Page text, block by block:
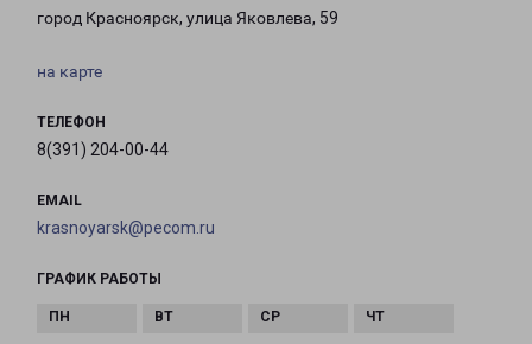
город Красноярск, улица Яковлева, 59
на карте
ТЕЛЕФОН
8(391) 204-00-44
EMAIL
krasnoyarsk@pecom.ru
ГРАФИК РАБОТЫ